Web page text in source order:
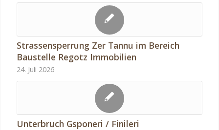
Strassensperrung Zer Tannu im Bereich
Baustelle Regotz Immobilien
24. Juli 2026
Unterbruch Gsponeri / Finileri